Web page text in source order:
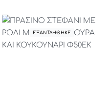
ΕΞΑΝΤΛΗΘΗΚΕ